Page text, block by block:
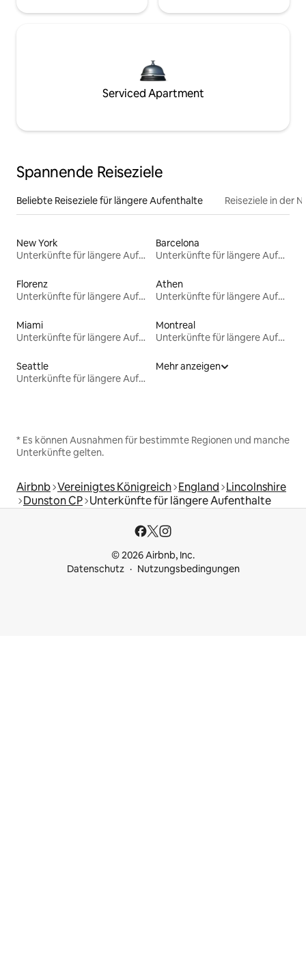
Serviced Apartment
Spannende Reiseziele
Beliebte Reiseziele für längere Aufenthalte Reiseziele in der
New York
Unterkünfte für längere Aufenthalte
Barcelona
Unterkünfte für längere Aufenthalte
Florenz
Unterkünfte für längere Aufenthalte
Athen
Unterkünfte für längere Aufenthalte
Miami
Unterkünfte für längere Aufenthalte
Montreal
Unterkünfte für längere Aufenthalte
Seattle
Unterkünfte für längere Aufenthalte
Mehr anzeigen
* Es können Ausnahmen für bestimmte Regionen und manche
Unterkünfte gelten.
Airbnb Vereinigtes Königreich England Lincolnshire
Dunston CP Unterkünfte für längere Aufenthalte
© 2026 Airbnb, Inc.
Datenschutz
Nutzungsbedingungen